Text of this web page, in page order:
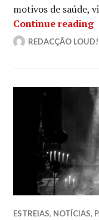
motivos de saúde,
Continue reading
REDACÇÃO LOUD!
ESTREIAS, NOTÍCIAS,